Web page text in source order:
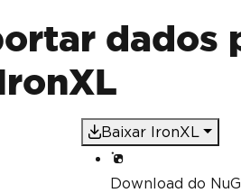
dados
Baixar IronXL
Download do